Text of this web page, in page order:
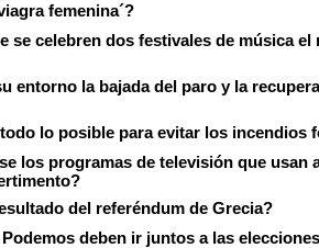
femenina´?
se celebren dos festivales de música el
entorno la bajada del paro y la
lo posible para evitar los incendios
los programas de televisión que usan
del referéndum de Grecia?
deben ir juntos a las elecciones